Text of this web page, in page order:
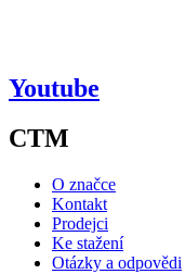
Youtube
CTM
O značce
Kontakt
Prodejci
Ke stažení
Otázky a odpovědi